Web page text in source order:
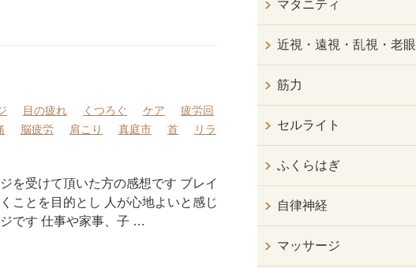
目の疲れ くつろぐ ケア
疲労回
脳疲労 肩こり 真庭市 首
リラ
を受けて頂いた方の感想です ブレイ
ことを目的とし 人が心地よいと感じ
です 仕事や家事、子 …
マタニティ
近視・遠視・乱視・老眼
筋力
セルライト
ふくらはぎ
自律神経
マッサージ